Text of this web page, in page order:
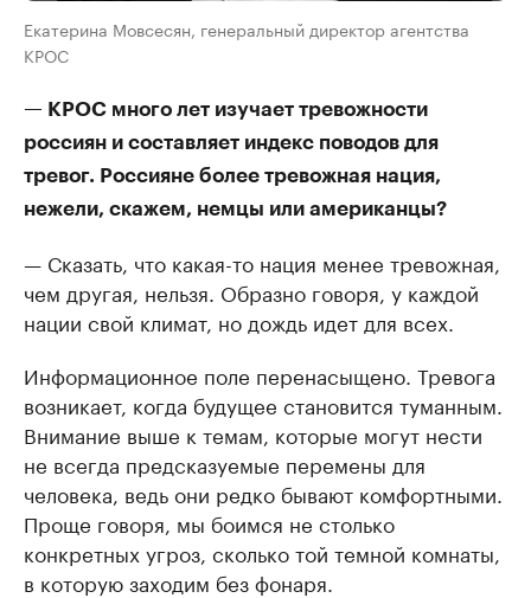
Екатерина Мовсесян, генеральный директор агентства
КРОС
— КРОС много лет изучает тревожности
россиян и составляет индекс поводов для
тревог. Россияне более тревожная нация,
нежели, скажем, немцы или американцы?
— Сказать, что какая-то нация менее тревожная,
чем другая, нельзя. Образно говоря, у каждой
нации свой климат, но дождь идет для всех.
Информационное поле перенасыщено. Тревога
возникает, когда будущее становится туманным.
Внимание выше к темам, которые могут нести
не всегда предсказуемые перемены для
человека, ведь они редко бывают комфортными.
Проще говоря, мы боимся не столько
конкретных угроз, сколько той темной комнаты,
в которую заходим без фонаря.